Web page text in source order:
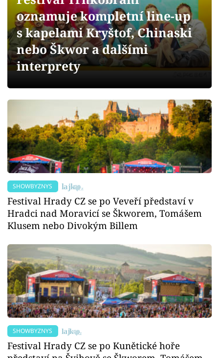
Videa
Sledujte prima+
oznamuje kompletní line-up
s kapelami Kryštof, Chinaski
nebo Škwor a dalšími
interprety
SHOWBYZNYS
Festival Hrady CZ se po Veveří představí v
Hradci nad Moravicí se Škworem, Tomášem
Klusem nebo Divokým Billem
SHOWBYZNYS
Festival Hrady CZ se po Kunětické hoře